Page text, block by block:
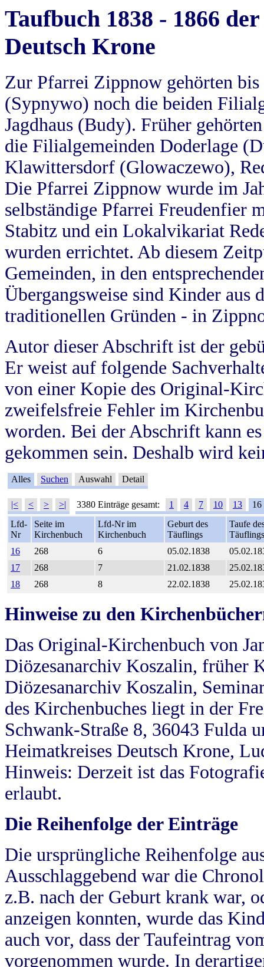
Taufbuch 1838 - 1866
Deutsch Krone
Zur Pfarrei Zippnow gehörten
(Sypnywo) noch die beiden
Jagdhaus (Budy). Früher
die Filialgemeinden Doderlage
Klawittersdorf (Glowaczewo),
Die Pfarrei Zippnow wurde im
selbständige Pfarrei Freudenfier
Stabitz und ein Lokalvikariat
wurden errichtet. Ab diesem
Gemeinden, in den
Übergangsweise sind Kinder aus
traditionellen Gründen - in
Autor dieser Abschrift ist der
Er weist auf folgende
von einer Kopie des Original-
zweifelsfreie Fehler im
worden. Bei der Abschrift kann
gekommen sein. Deshalb wird
Alles Suchen Auswahl Detail
|< < > >| 3380 Einträge gesamt: 1 4 7 10 13
16
Lfd-
Nr
Seite im
Kirchenbuch
Lfd-Nr im
Kirchenbuch
Geburt des
Täuflings
Taufe
Täuflings
16
268 6 05.02.1838
17
268 7 21.02.1838
18
268 8 22.02.1838
Hinweise zu den
Das Original-Kirchenbuch von
Diözesanarchiv Koszalin, früher
Diözesanarchiv Koszalin,
des Kirchenbuches liegt in der
Schwank-Straße 8, 36043 Fulda
Heimatkreises Deutsch Krone,
Hinweis: Derzeit ist das
erlaubt.
Die Reihenfolge der Einträge
Die ursprüngliche Reihenfolge
Ausschlaggebend war die
z.B. nach der Geburt krank war,
anzeigen konnten, wurde das
auch vor, dass der Taufeintrag
vorgenommen wurde. In